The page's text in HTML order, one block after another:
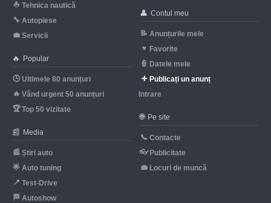
⛵ Tehnica nautică
🔧 Autopiese
💼 Servicii
🔥 Popular
🕒 Ultimele 80 anunțuri
🔥 Vând urgent 50 anunțuri
🏆Top 50 vizitate
📰 Media
📰 Știri auto
🌟 Auto tuning
📍 Test-Drive
🏁 Autoshow
👤 Contul meu
📝 Anunțurile mele
♥ Favorite
👮 Datele mele
➕ Publicați un anunț
Intrare
🌐 Pe site
📞 Contacte
👓 Publicitate
💼 Locuri de muncă